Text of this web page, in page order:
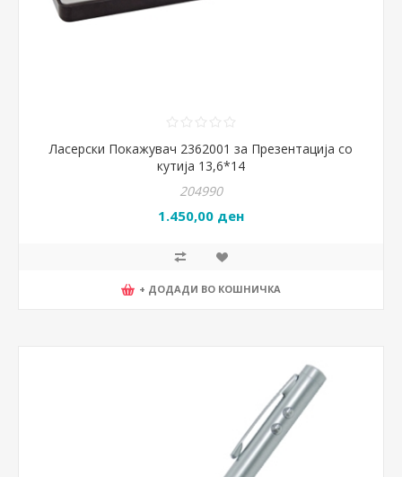
Ласерски Покажувач 2362001 за Презентација со
кутија 13,6*14
204990
1.450,00 ден
+ ДОДАДИ ВО КОШНИЧКА